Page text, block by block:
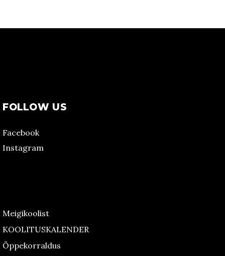
FOLLOW US
Facebook
Instagram
Meigikoolist
KOOLITUSKALENDER
Õppekorraldus